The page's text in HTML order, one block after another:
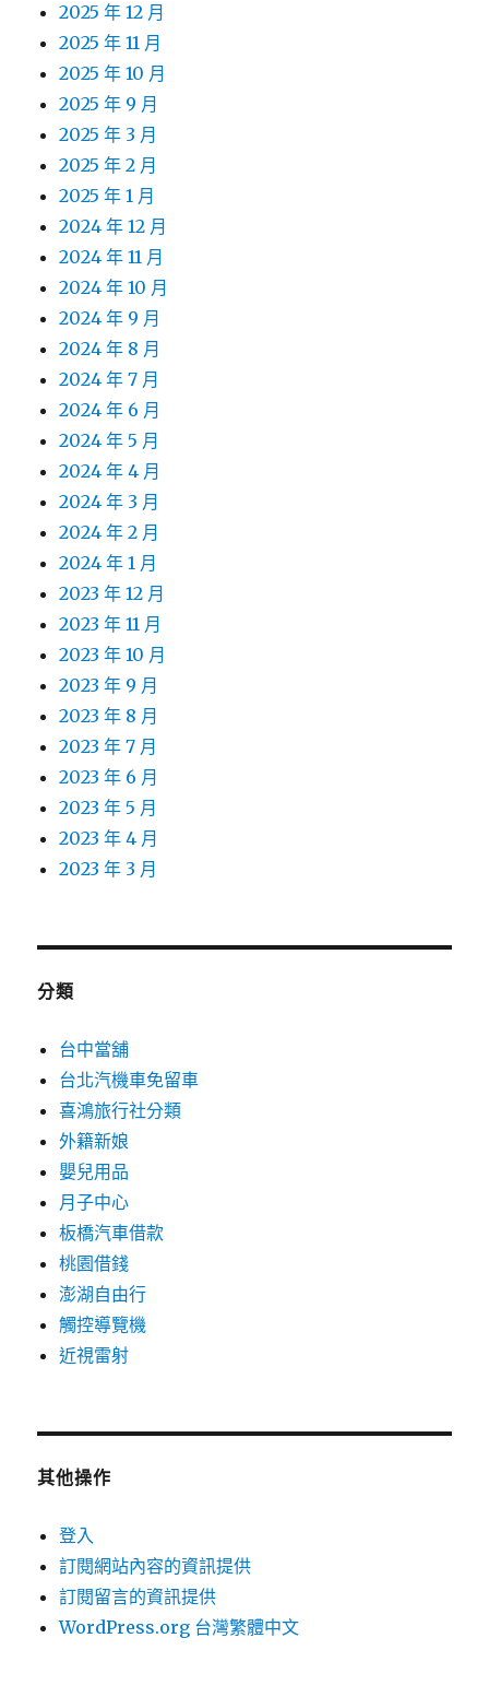
2025 年 12 月
2025 年 11 月
2025 年 10 月
2025 年 9 月
2025 年 3 月
2025 年 2 月
2025 年 1 月
2024 年 12 月
2024 年 11 月
2024 年 10 月
2024 年 9 月
2024 年 8 月
2024 年 7 月
2024 年 6 月
2024 年 5 月
2024 年 4 月
2024 年 3 月
2024 年 2 月
2024 年 1 月
2023 年 12 月
2023 年 11 月
2023 年 10 月
2023 年 9 月
2023 年 8 月
2023 年 7 月
2023 年 6 月
2023 年 5 月
2023 年 4 月
2023 年 3 月
分類
台中當舖
台北汽機車免留車
喜鴻旅行社分類
外籍新娘
嬰兒用品
月子中心
板橋汽車借款
桃園借錢
澎湖自由行
觸控導覽機
近視雷射
其他操作
登入
訂閱網站內容的資訊提供
訂閱留言的資訊提供
WordPress.org 台灣繁體中文